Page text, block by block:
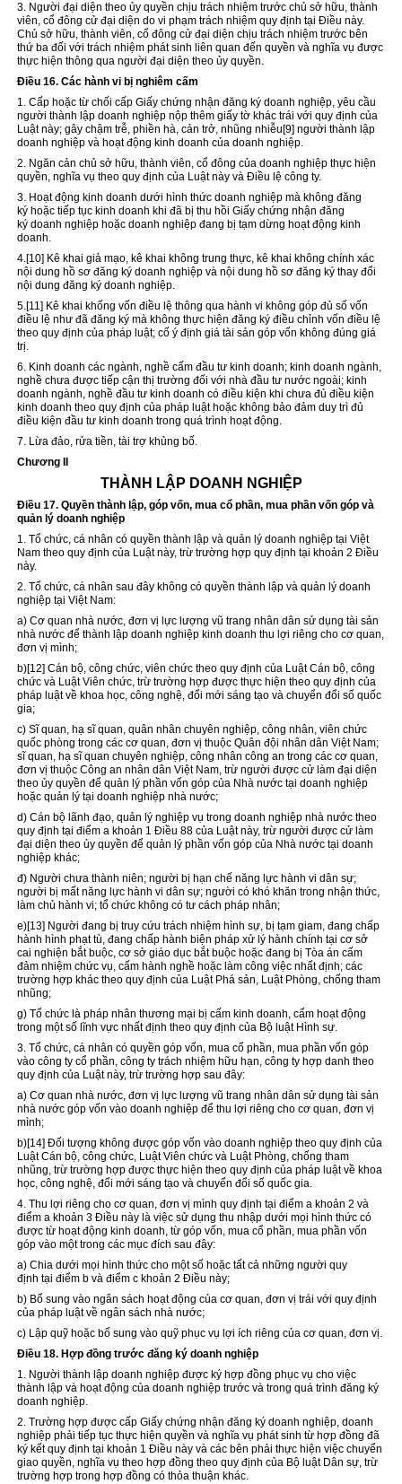
3. Người đại diện theo ủy quyền chịu trách nhiệm trước chủ sở hữu, thành
viên, cổ đông cử đại diện do vi phạm trách nhiệm quy định tại Điều này.
Chủ sở hữu, thành viên, cổ đông cử đại diện chịu trách nhiệm trước bên
thứ ba đốivới trách nhiệm phát sinh liên quan đến quyền và nghĩa vụ được
thực hiện thông qua người đại diện theo ủy quyền.
Điều 16. Các hành vi bị nghiêm cấm
1. Cấp hoặc từ chối cấp Giấy chứng nhận đăng ký doanh nghiệp, yêu cầu
người thành lập doanh nghiệp nộp thêm giấy tờ khác trái với quy định của
Luật này; gây chậm trễ, phiền hà, cản trở, nhũng nhiễu[9] người thành lập
doanh nghiệp và hoạt động kinh doanh của doanh nghiệp.
2. Ngăn cản chủ sở hữu, thành viên, cổ đông của doanh nghiệp thực hiện
quyền, nghĩa vụ theo quy định của Luật này và Điều lệ công ty.
3. Hoạt động kinh doanh dưới hình thức doanh nghiệp mà khôngđăng
ký hoặc tiếp tục kinh doanh khi đã bị thu hồi Giấy chứng nhậnđăng
ký doanh nghiệp hoặc doanh nghiệp đang bị tạm dừng hoạt động kinh
doanh.
4.[10] Kê khai giả mạo, kê khai không trung thực, kê khai không chính xác
nội dung hồ sơ đăng ký doanh nghiệp và nội dung hồ sơ đăng ký thay đổi
nội dung đăng ký doanh nghiệp.
5.[11] Kê khai khống vốn điều lệ thông qua hành vi không góp đủ số vốn
điều lệ như đã đăng ký mà không thực hiện đăng ký điều chỉnh vốn điều lệ
theo quy định của pháp luật; cố ý định giá tài sản góp vốn không đúng giá
trị.
6. Kinh doanh các ngành, nghề cấm đầu tư kinh doanh; kinh doanh ngành,
nghề chưa được tiếp cận thị trường đối với nhà đầu tư nước ngoài; kinh
doanh ngành, nghề đầu tư kinh doanh có điều kiện khi chưa đủ điều kiện
kinh doanh theo quy định của pháp luật hoặc không bảo đảm duy trì đủ
điều kiện đầu tư kinh doanh trong quá trình hoạt động.
7. Lừa đảo, rửa tiền, tài trợ khủng bố.
Chương II
THÀNH LẬP DOANH NGHIỆP
Điều 17. Quyền thành lập, góp vốn, mua cổ phần, mua phần vốn góp và
quản lý doanh nghiệp
1. Tổ chức, cá nhân có quyền thành lập và quản lý doanh nghiệp tại Việt
Nam theo quy định của Luật này, trừ trường hợp quy định tại khoản 2 Điều
này.
2. Tổ chức, cá nhân sau đây không có quyền thành lập và quản lý doanh
nghiệp tại Việt Nam:
a) Cơ quan nhà nước, đơn vị lực lượng vũ trang nhân dân sử dụng tài sản
nhà nước để thành lập doanh nghiệp kinh doanh thu lợi riêng cho cơ quan,
đơn vị mình;
b)[12] Cán bộ, công chức, viên chức theo quy định của Luật Cán bộ, công
chức và Luật Viên chức, trừ trường hợp được thực hiện theo quy định của
pháp luật về khoa học, công nghệ, đổi mới sáng tạo và chuyển đổi số quốc
gia;
c) Sĩ quan, hạ sĩ quan, quân nhân chuyên nghiệp, công nhân, viên chức
quốc phòngtrong các cơ quan, đơn vị thuộc Quân đội nhân dân Việt Nam;
sĩ quan, hạ sĩ quan chuyên nghiệp, công nhân công antrong các cơ quan,
đơn vị thuộc Công an nhân dân Việt Nam, trừ người được cử làm đại diện
theo ủy quyền để quản lý phần vốn góp của Nhà nước tại doanh nghiệp
hoặc quản lý tại doanh nghiệp nhà nước;
d) Cán bộ lãnh đạo, quản lý nghiệp vụ trong doanh nghiệp nhà nước theo
quy định tại điểm a khoản 1 Điều 88 của Luật này, trừ người được cử làm
đại diện theo ủy quyền để quản lý phần vốn góp của Nhà nước tại doanh
nghiệp khác;
đ) Người chưa thành niên; người bị hạn chế năng lực hành vi dân sự;
người bị mất năng lực hành vi dân sự; người có khó khăn trong nhận thức,
làm chủ hành vi; tổ chức không có tư cách pháp nhân;
e)[13] Người đang bị truy cứu trách nhiệm hình sự, bị tạm giam, đang chấp
hành hình phạt tù, đang chấp hành biện pháp xử lý hành chính tại cơ sở
cai nghiện bắt buộc, cơ sở giáo dục bắt buộc hoặc đang bị Tòa án cấm
đảm nhiệm chức vụ, cấm hành nghề hoặc làm công việc nhất định; các
trường hợp khác theo quy định của Luật Phá sản, Luật Phòng, chống tham
nhũng;
g) Tổ chức là pháp nhân thương mại bị cấm kinh doanh, cấm hoạt động
trong một số lĩnh vực nhất định theo quy định của Bộ luật Hình sự.
3. Tổ chức, cá nhân có quyền góp vốn, mua cổ phần, mua phần vốn góp
vào công ty cổ phần, công ty trách nhiệm hữu hạn, công ty hợp danh theo
quy định của Luật này, trừ trường hợp sau đây:
a) Cơ quan nhà nước, đơn vị lực lượng vũ trang nhân dân sử dụng tài sản
nhà nước góp vốn vào doanh nghiệp để thu lợi riêng cho cơ quan, đơn vị
mình;
b)[14] Đối tượng không được góp vốn vào doanh nghiệp theo quy định của
Luật Cán bộ, công chức, Luật Viên chức và Luật Phòng, chống tham
nhũng, trừ trường hợp được thực hiện theo quy định của pháp luật về khoa
học, công nghệ, đổi mới sáng tạo và chuyển đổi số quốc gia.
4. Thu lợi riêng cho cơ quan, đơn vị mình quy định tại điểm a khoản 2 và
điểm a khoản 3 Điều này là việc sử dụng thu nhập dưới mọi hình thức có
được từ hoạt động kinh doanh, từ góp vốn, mua cổ phần, mua phần vốn
góp vào mộttrong các mục đích sau đây:
a) Chia dưới mọi hình thức cho một số hoặc tất cả những ngườiquy
định tại điểm b và điểm c khoản 2 Điều này;
b) Bổ sung vào ngân sách hoạt động của cơ quan, đơn vị trái với quy định
của pháp luật về ngân sách nhà nước;
c) Lập quỹ hoặc bổ sung vào quỹ phục vụ lợi ích riêng của cơ quan, đơn vị.
Điều 18. Hợp đồng trước đăng ký doanh nghiệp
1. Người thành lập doanh nghiệp được ký hợp đồng phục vụ cho việc
thành lập và hoạt động của doanh nghiệp trước và trong quá trình đăng ký
doanh nghiệp.
2. Trường hợp được cấp Giấy chứng nhận đăng ký doanh nghiệp, doanh
nghiệp phải tiếp tục thực hiện quyền và nghĩa vụ phát sinh từ hợp đồng đã
ký kết quy định tại khoản 1 Điều này và các bên phải thực hiện việc chuyển
giao quyền, nghĩa vụ theo hợp đồng theo quy định của Bộ luật Dân sự, trừ
trường hợp trong hợp đồng có thỏa thuận khác.